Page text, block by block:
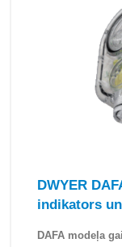
DWYER
indikators
DAFA modeļa